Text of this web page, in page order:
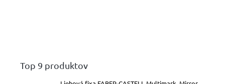
Top 9 produktov